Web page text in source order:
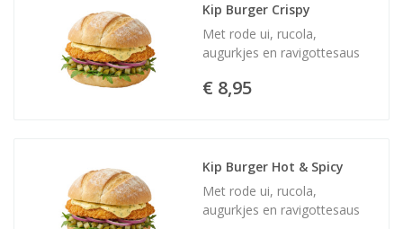
Kip Burger Crispy
Met rode ui, rucola,
augurkjes en ravigottesaus
€ 8,95
Kip Burger Hot & Spicy
Met rode ui, rucola,
augurkjes en ravigottesaus